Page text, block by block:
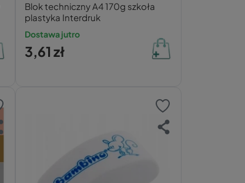
Blok techniczny A4 170g szkoła
plastyka Interdruk
Dostawa jutro
3,61 zł